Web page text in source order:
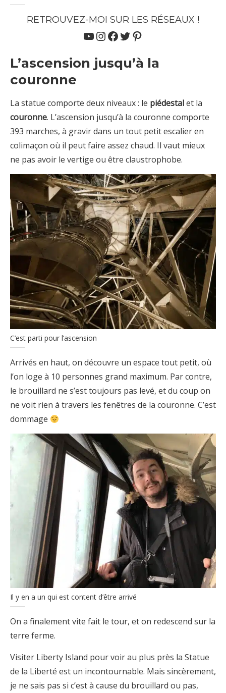
RETROUVEZ-MOI SUR LES RÉSEAUX !
YouTube
Instagram
Facebook
Twitter
Pinterest
L’ascension jusqu’à la
couronne
La statue comporte deux niveaux : le piédestalet la
couronne. L’ascension jusqu’à la couronne comporte
393 marches, à gravir dans un tout petit escalier en
colimaçon où il peut faire assez chaud. Il vaut mieux
ne pas avoir le vertige ou être claustrophobe.
C’est parti pour l’ascension
Arrivés en haut, on découvre un espace tout petit, où
l’on loge à 10 personnes grand maximum. Par contre,
le brouillard ne s’est toujours pas levé, et du coup on
ne voit rien à travers les fenêtres de la couronne. C’est
dommage
Il y en a un qui est content d’être arrivé
On a finalement vite fait le tour, et on redescend sur la
terre ferme.
Visiter Liberty Island pour voir au plus près la Statue
de la Liberté est un incontournable. Mais sincèrement,
je ne sais pas si c’est à cause du brouillard ou pas,